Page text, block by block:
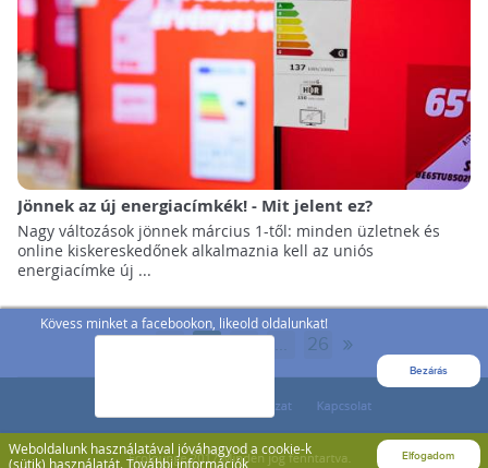
Kövess minket a facebookon, likeold oldalunkat!
Bezárás
Weboldalunk használatával jóváhagyod a cookie-k
(sütik) használatát.További információk Elfogadom
Jönnek az új energiacímkék! - Mit jelent ez?
Nagy változások jönnek március 1-től: minden üzletnek és
online kiskereskedőnek alkalmaznia kell az uniós
energiacímke új ...
« ... 26 »